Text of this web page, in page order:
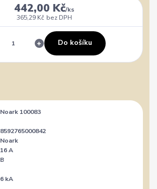
442,00 Kč/ks
365,29 Kč bez DPH
Do košíku
Noark 100083
8592765000842
Noark
16 A
B
6 kA